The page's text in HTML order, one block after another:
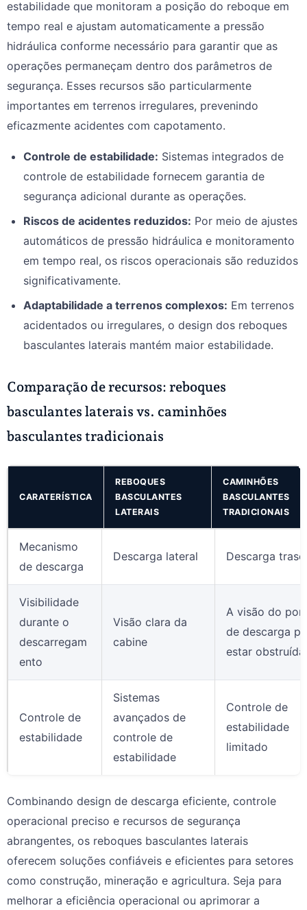
estabilidade que monitoram a posição do reboque em
tempo real e ajustam automaticamente a pressão
hidráulica conforme necessário para garantir que as
operações permaneçam dentro dos parâmetros de
segurança. Esses recursos são particularmente
importantes em terrenos irregulares, prevenindo
eficazmente acidentes com capotamento.
Controle de estabilidade: Sistemas integrados de
controle de estabilidade fornecem garantia de
segurança adicional durante as operações.
Riscos de acidentes reduzidos: Por meio de ajustes
automáticos de pressão hidráulica e monitoramento
em tempo real, os riscos operacionais são reduzidos
significativamente.
Adaptabilidade a terrenos complexos: Em terrenos
acidentados ou irregulares, o design dos reboques
basculantes laterais mantém maior estabilidade.
Comparação de recursos: reboques
basculantes laterais vs. caminhões
basculantes tradicionais
CARATERÍSTICA
REBOQUES
BASCULANTES
LATERAIS
CAMINHÕES
BASCULANTES
TRADICIONAIS
Mecanismo
de descarga
Descarga lateral Descarga
Visibilidade
durante o
descarregam
ento
Visão clara da
cabine
A visão do
de descarga
estar obstruída
Controle de
estabilidade
Sistemas
avançados de
controle de
estabilidade
Controle de
estabilidade
limitado
Combinando design de descarga eficiente, controle
operacional preciso e recursos de segurança
abrangentes, os reboques basculantes laterais
oferecem soluções confiáveis e eficientes para setores
como construção, mineração e agricultura. Seja para
melhorar a eficiência operacional ou aprimorar a